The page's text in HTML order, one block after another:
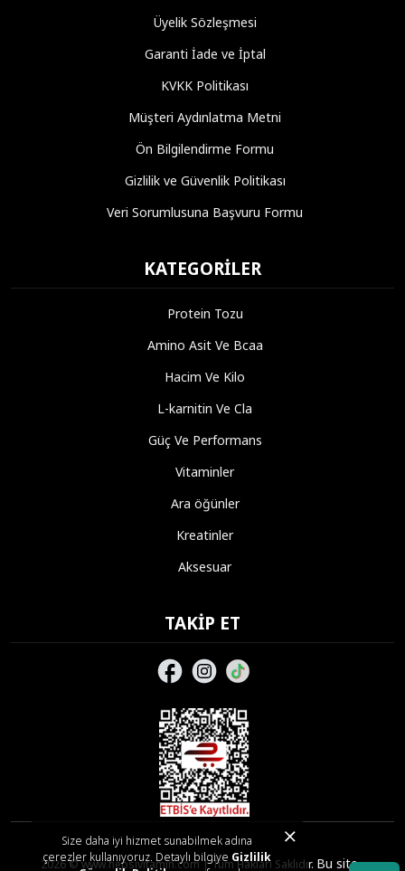
Size daha iyi hizmet sunabilmek adına
çerezler kullanıyoruz. Detaylı bilgiye Gizlilik
Üyelik Sözleşmesi
Garanti İade ve İptal
KVKK Politikası
Müşteri Aydınlatma Metni
Ön Bilgilendirme Formu
Gizlilik ve Güvenlik Politikası
Veri Sorumlusuna Başvuru Formu
KATEGORILER
Protein Tozu
Amino Asit Ve Bcaa
Hacim Ve Kilo
L-karnitin Ve Cla
Güç Ve Performans
Vitaminler
Ara öğünler
Kreatinler
Aksesuar
TAKIP ET
2026 © www.hepsivitamin.com | Tüm Hakları Saklıdır. Bu site,